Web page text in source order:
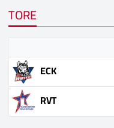
TORE
ECK
RVT